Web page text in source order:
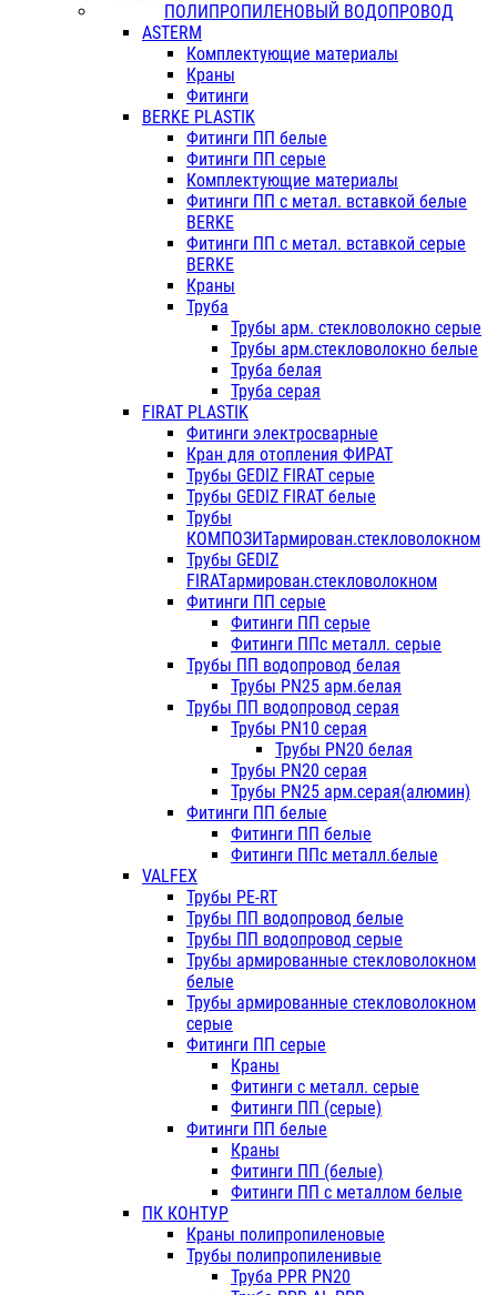
ПОЛИПРОПИЛЕНОВЫЙ ВОДОПРОВОД
ASTERM
Комплектующие материалы
Краны
Фитинги
BERKE PLASTIK
Фитинги ПП белые
Фитинги ПП серые
Комплектующие материалы
Фитинги ПП с метал. вставкой белые
BERKE
Фитинги ПП с метал. вставкой серые
BERKE
Краны
Труба
Трубы арм. стекловолокно серые
Трубы арм.стекловолокно белые
Труба белая
Труба серая
FIRAT PLASTIK
Фитинги электросварные
Кран для отопления ФИРАТ
Трубы GEDIZ FIRAT серые
Трубы GEDIZ FIRAT белые
Трубы
КОМПОЗИТармирован.стекловолокном
Трубы GEDIZ
FIRATармирован.стекловолокном
Фитинги ПП серые
Фитинги ПП серые
Фитинги ППс металл. серые
Трубы ПП водопровод белая
Трубы PN25 арм.белая
Трубы ПП водопровод серая
Трубы PN10 серая
Трубы PN20 белая
Трубы PN20 серая
Трубы PN25 арм.серая(алюмин)
Фитинги ПП белые
Фитинги ПП белые
Фитинги ППс металл.белые
VALFEX
Трубы PE-RT
Трубы ПП водопровод белые
Трубы ПП водопровод серые
Трубы армированные стекловолокном
белые
Трубы армированные стекловолокном
серые
Фитинги ПП серые
Краны
Фитинги с металл. серые
Фитинги ПП (серые)
Фитинги ПП белые
Краны
Фитинги ПП (белые)
Фитинги ПП с металлом белые
ПК КОНТУР
Краны полипропиленовые
Трубы полипропиленивые
Труба PPR PN20